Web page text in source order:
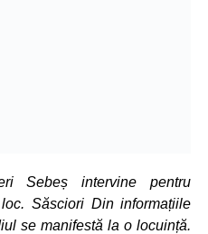
Sebeș intervine pentru
Săsciori Din informațiile
se manifestă la o locuință.